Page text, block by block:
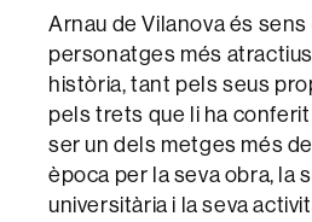
Arnau de Vilanova és
personatges més
història, tant pels seus
pels trets que li ha
ser un dels metges més
època per la seva obra, la
universitària i la seva